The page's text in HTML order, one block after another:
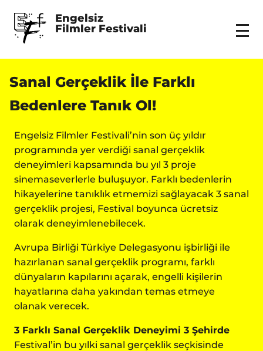
Engelsiz
Filmler Festivali
Menu
Sanal Gerçeklik İle Farklı
Bedenlere Tanık Ol!
Engelsiz Filmler Festivali’nin son üç yıldır
programında yer verdiği sanal gerçeklik
deneyimleri kapsamında bu yıl 3 proje
sinemaseverlerle buluşuyor. Farklı bedenlerin
hikayelerine tanıklık etmemizi sağlayacak 3 sanal
gerçeklik projesi, Festival boyunca ücretsiz
olarak deneyimlenebilecek.
Avrupa Birliği Türkiye Delegasyonu işbirliği ile
hazırlanan sanal gerçeklik programı, farklı
dünyaların kapılarını açarak, engelli kişilerin
hayatlarına daha yakından temas etmeye
olanak verecek.
3 Farklı Sanal Gerçeklik Deneyimi 3 Şehirde
Festival’in bu yılki sanal gerçeklik seçkisinde